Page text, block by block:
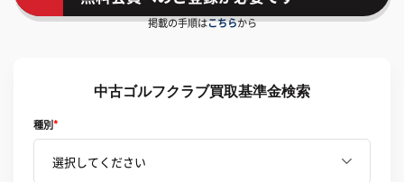
掲載の手順はこちらから
中古ゴルフクラブ買取基準金検索
種別*